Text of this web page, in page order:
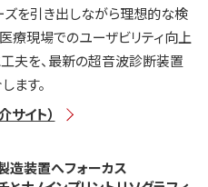
を引き出しながら理想的な検
療現場でのユーザビリティ向上
夫を、最新の超音波診断装置
ます。
イト）
造装置へフォーカス